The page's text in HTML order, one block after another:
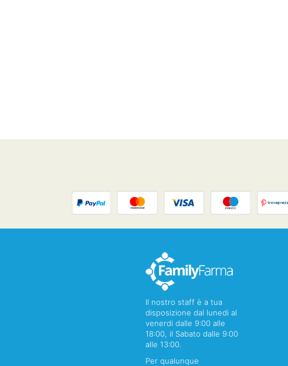
Il nostro staff è a tua
disposizione dal lunedi al
venerdi dalle 9:00 alle
18:00, il Sabato dalle 9:00
alle 13:00.
Per qualunque